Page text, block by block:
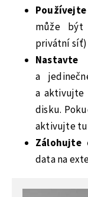
Používejte
může být
privátní síť)
a
a aktivujte
disku.
aktivujte
Zálohujte
data na